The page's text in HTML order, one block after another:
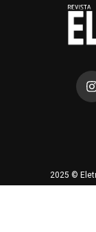
2025 ©